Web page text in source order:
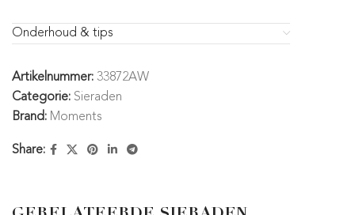
Onderhoud & tips
Artikelnummer: 33872AW
Categorie: Sieraden
Brand: Moments
Share: